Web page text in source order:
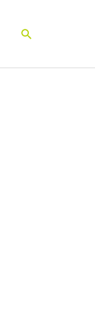
Cari